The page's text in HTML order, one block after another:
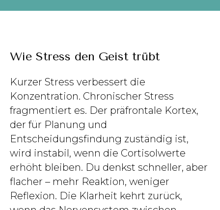
Wie Stress den Geist trübt
Kurzer Stress verbessert die
Konzentration. Chronischer Stress
fragmentiert es. Der präfrontale Kortex,
der für Planung und
Entscheidungsfindung zuständig ist,
wird instabil, wenn die Cortisolwerte
erhöht bleiben. Du denkst schneller, aber
flacher – mehr Reaktion, weniger
Reflexion. Die Klarheit kehrt zurück,